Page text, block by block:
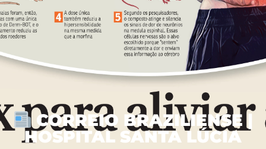
CORREIO BRAZILIENSE |
HOSPITAL SANTA LÚCIA